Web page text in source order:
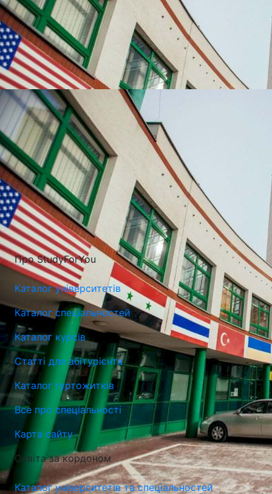
Університет Лазарського у Варшаві (Lazarski University)
Варшава, Польща
УНІВЕРСИТЕТИ, ЯКІ НАЙЧАСТІШЕ ВИБИРАЮТЬ
Про StudyForYou
Каталог університетів
Каталог спеціальностей
Каталог курсів
Статті для абітурієнта
Каталог гуртожитків
Все про спеціальності
Карта сайту
Освіта за кордоном
Каталог університетів та спеціальностей